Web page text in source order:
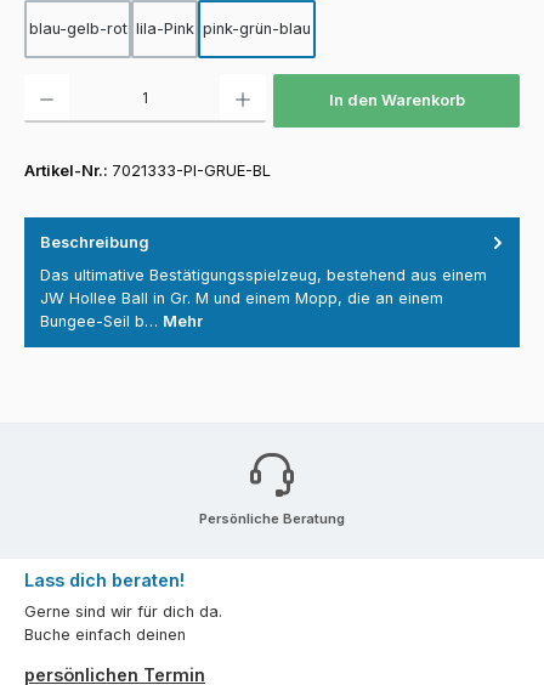
blau-gelb-rot lila-Pink pink-grün-blau
In den Warenkorb
Artikel-Nr.: 7021333-PI-GRUE-BL
Beschreibung
Das ultimative Bestätigungsspielzeug, bestehend aus einem
JW Hollee Ball in Gr. M und einem Mopp, die an einem
Bungee-Seil b… Mehr
Persönliche Beratung
Lass dich beraten!
Gerne sind wir für dich da.
Buche einfach deinen
persönlichen Termin